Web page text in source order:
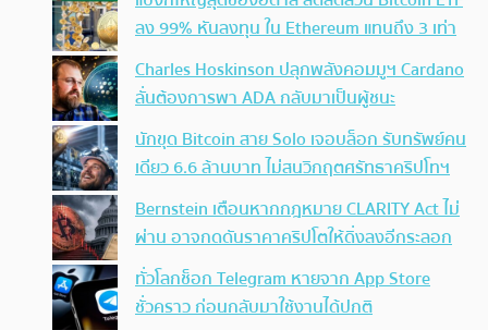
ลง 99% หันลงทุน ใน Ethereum แทนถึง 3 เท่า
Charles Hoskinson ปลุกพลังคอมมูฯ Cardano
ลั่นต้องการพา ADA กลับมาเป็นผู้ชนะ
นักขุด Bitcoin สาย Solo เจอบล็อก รับทรัพย์คน
เดียว 6.6 ล้านบาท ไม่สนวิกฤตศรัทธาคริปโทฯ
Bernstein เตือนหากกฎหมาย CLARITY Act ไม่
ผ่าน อาจกดดันราคาคริปโตให้ดิ่งลงอีกระลอก
ทั่วโลกช็อก Telegram หายจาก App Store
ชั่วคราว ก่อนกลับมาใช้งานได้ปกติ